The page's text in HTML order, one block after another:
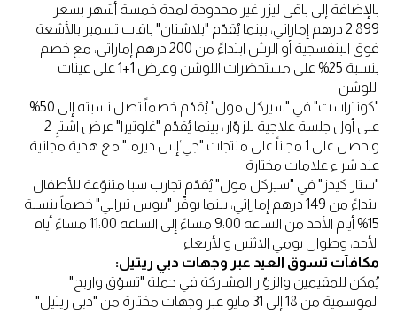
بالإضافة إلى باقى ليزر غير محدودة لمدة خمسة أشهر بسعر
2,899 درهم إماراتي، بينما يُقدّم "بلاشتان" باقات تسمير بالأشعة
فوق البنفسجية أو الرش ابتداءً من 200 درهم إماراتي، مع خصم
بنسبة 25% على مستحضرات اللوشن وعرض 1+1 على عينات
اللوشن
"كونتراست" في "سيركل مول" يُقدّم خصماً تصل نسبته إلى 50%
على أول جلسة علاجية للزوّار، بينما يُقدّم "غلوتيرا" عرض اشترِ 2
واحصل على 1 مجاناً على منتجات "جي‘إس ديرما" مع هدية مجانية
عند شراء علامات مختارة
"ستار كيدز" في "سيركل مول" يُقدّم تجارب سبا متنوّعة للأطفال
ابتداءً من 149 درهم إماراتي، بينما يوفّر "بيوس ثيرابي" خصماً بنسبة
15% أيام الأحد من الساعة 9:00 مساءً إلى الساعة 11:00 مساءً أيام
الأحد، وطوال يومي الاثنين والأربعاء
مكافآت تسوق العيد عبر وجهات دبي ريتيل:
يُمكن للمقيمين والزوّار المشاركة في حملة "تسوّق واربح"
الموسمية من 18 إلى 31 مايو عبر وجهات مختارة من "دبي ريتيل"